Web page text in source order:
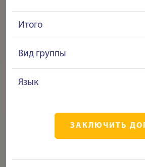
Итого
Вид группы
Язык
ЗАКЛЮЧИТЬ